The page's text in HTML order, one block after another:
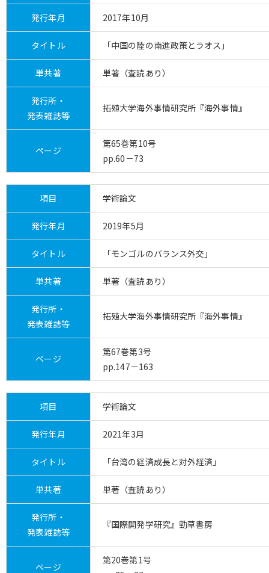
発行年月 2017年10月
タイトル 「中国の陸の南進政策とラオス」
単共著 単著（査読あり）
発行所・
発表雑誌等
拓殖大学海外事情研究所『海外事情』
ページ
第65巻第10号
pp.60－73
項目 学術論文
発行年月 2019年5月
タイトル 「モンゴルのバランス外交」
単共著 単著（査読あり）
発行所・
発表雑誌等
拓殖大学海外事情研究所『海外事情』
ページ
第67巻第3号
pp.147－163
項目 学術論文
発行年月 2021年3月
タイトル 「台湾の経済成長と対外経済」
単共著 単著（査読あり）
発行所・
発表雑誌等
『国際開発学研究』勁草書房
ページ
第20巻第1号